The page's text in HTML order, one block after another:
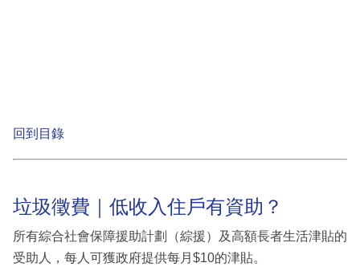
回到目錄
垃圾徵費｜低收入住戶有資助？
所有綜合社會保障援助計劃（綜援）及高額長者生活津貼的
受助人，每人可獲政府提供每月$10的津貼。